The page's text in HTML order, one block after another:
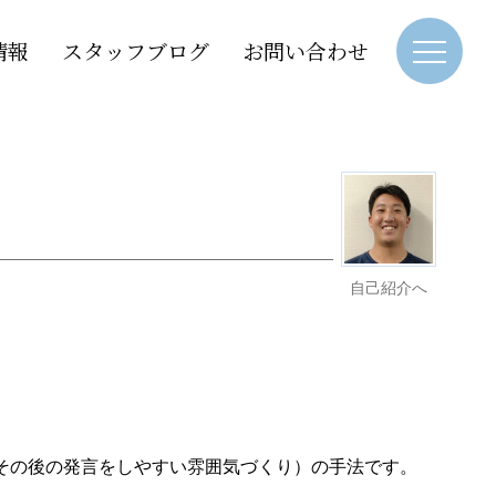
報 スタッフブログ お問い合わせ
自己紹介へ
後の発言をしやすい雰囲気づくり）の手法です。